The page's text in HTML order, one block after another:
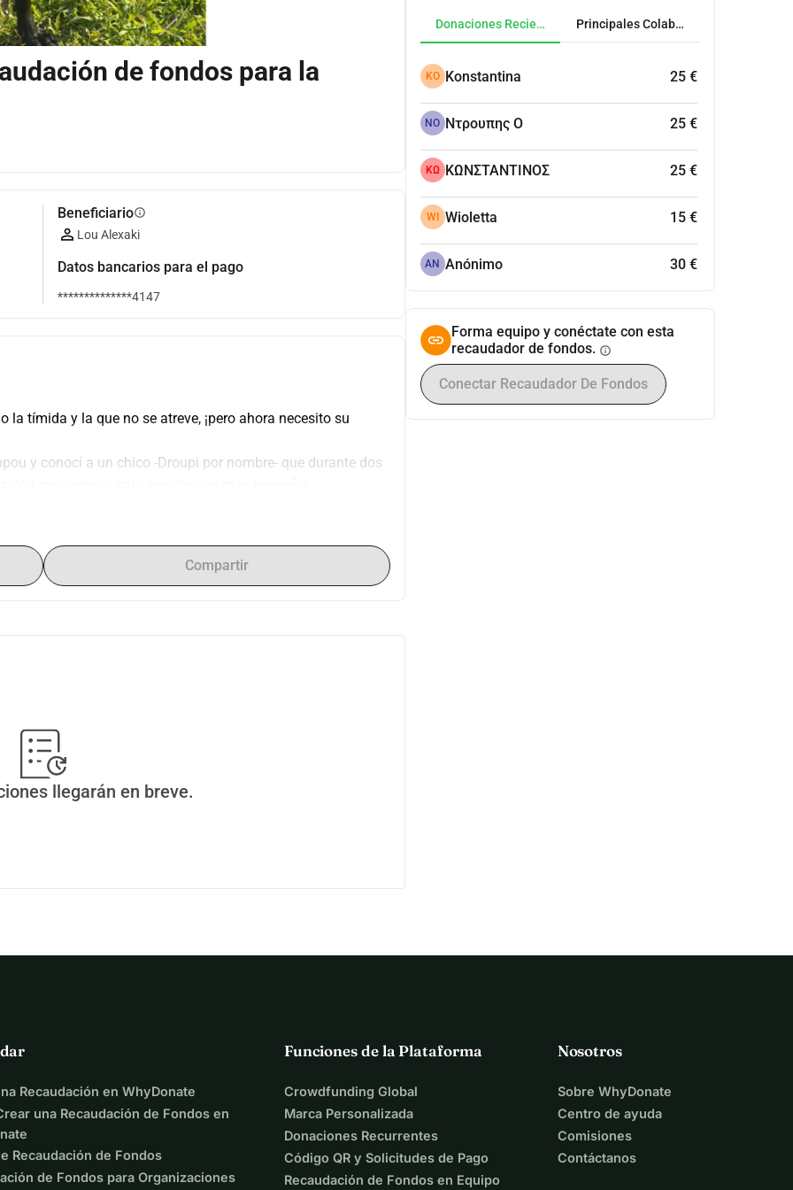
de fondos para la
Beneficiarioinfo
Lou Alexaki
Datos bancarios para el pago
**************4147
tímida y la que no se atreve, ¡pero ahora necesito su
y conocí a un chico -Droupi por nombre- que durante dos
son 5 pequeños, pero no creo que me convierta en
100 por un edredón de plumas que usé en nuestra
¡Tengo gustos caros!
Compartir
llegarán en breve.
Donaciones Recientes Principales Colaboradores
KO Konstantina 25 €
ΝΟ Ντρουπης Ο 25 €
ΚΩ ΚΩΝΣΤΑΝΤΙΝΟΣ 25 €
WI Wioletta 15 €
AN Anónimo 30 €
Forma equipo y conéctate con esta
recaudador de fondos. info
Conectar Recaudador De Fondos
Recaudación en WhyDonate
una Recaudación de Fondos en
Recaudación de Fondos
de Fondos para Organizaciones
Funciones de la Plataforma
Crowdfunding Global
Marca Personalizada
Donaciones Recurrentes
Código QR y Solicitudes de Pago
Recaudación de Fondos en Equipo
Nosotros
Sobre WhyDonate
Centro de ayuda
Comisiones
Contáctanos